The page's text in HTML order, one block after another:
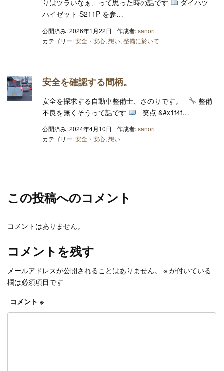
りはツラいなぁ、って思った時の話です
ダイハツ
ハイゼット S211P を参…
公開済み: 2026年1月22日 作成者:sanori
カテゴリー:安全・安心, 想い, 整備に於いて
安全を確認する間柄。
安全を探求する自動車整備士、さのりです。
整備
不良を無くそうって話です
笑点 &#x1f4f…
公開済み: 2024年4月10日 作成者:sanori
カテゴリー:安全・安心, 想い
この投稿へのコメント
コメントはありません。
コメントを残す
メールアドレスが公開されることはありません。 ※ が付いている
欄は必須項目です
コメント ※